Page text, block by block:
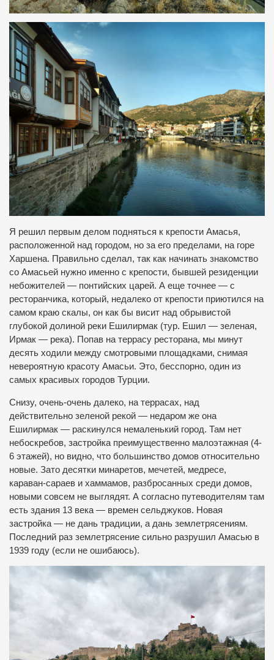
Я решил первым делом подняться к крепости Амасья,
расположенной над городом, но за его пределами, на горе
Харшена. Правильно сделал, так как начинать знакомство
со Амасьей нужно именно с крепости, бывшей резиденции
небожителей — понтийских царей. А еще точнее — с
ресторанчика, который, недалеко от крепости приютился на
самом краю скалы, он как бы висит над обрывистой
глубокой долиной реки Ешилирмак (тур. Ешил — зеленая,
Ирмак — река). Попав на террасу ресторана, мы минут
десять ходили между смотровыми площадками, снимая
невероятную красоту Амасьи. Это, бесспорно, один из
самых красивых городов Турции.
Снизу, очень-очень далеко, на террасах, над
действительно зеленой рекой — недаром же она
Ешилирмак — раскинулся немаленький город. Там нет
небоскребов, застройка преимущественно малоэтажная (4-
6 этажей), но видно, что большинство домов относительно
новые. Зато десятки минаретов, мечетей, медресе,
караван-сараев и хаммамов, разбросанных среди домов,
новыми совсем не выглядят. А согласно путеводителям там
есть здания 13 века — времен сельджуков. Новая
застройка — не дань традиции, а дань землетрясениям.
Последний раз землетрясение сильно разрушил Амасью в
1939 году (если не ошибаюсь).